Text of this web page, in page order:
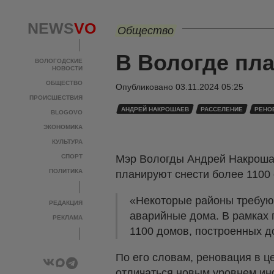
NEWSVO
ВОЛОГОДСКИЕ
НОВОСТИ
ОБЩЕСТВО
ПРОИСШЕСТВИЯ
BLOGOVO
ЭКОНОМИКА
КУЛЬТУРА
СПОРТ
ПОЛИТИКА
РЕДАКЦИЯ
РЕКЛАМА
Общество
В Вологде
Опубликовано 03.11.2024 05:25
АНДРЕЙ НАКРОШАЕВ РАССЕЛЕНИЕ
Мэр Вологды Андрей
планируют снести более
«Некоторые районы
аварийные дома. В рамках
1100 домов, построенных
По его словам, реновация в